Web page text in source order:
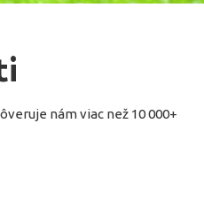
nám viac než 10 000+